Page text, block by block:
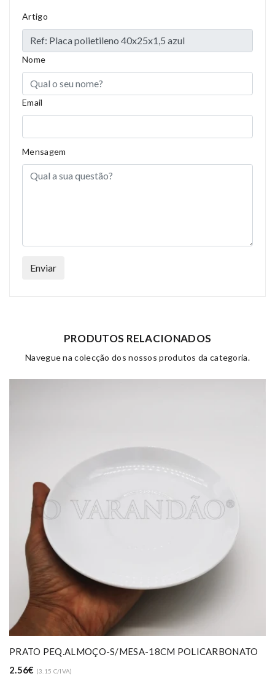
Compositions Polyester
Styles Girly
Properties Short Dress
Artigo
Nome
Email
Mensagem
Enviar
PRODUTOS RELACIONADOS
Navegue na colecção dos nossos produtos da categoria.
PRATO PEQ.ALMOÇO-S/MESA-18CM POLICARBONATO
2.56€ (3.15 C/IVA)